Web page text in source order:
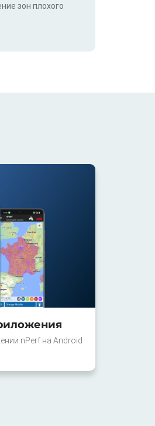
зон плохого
nPerf на Android